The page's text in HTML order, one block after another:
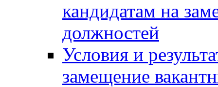
кандидатам на
должностей
Условия и
замещение